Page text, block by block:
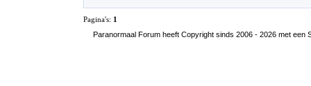
Pagina's: 1
Paranormaal Forum heeft Copyright sinds 2006 - 2026 met een